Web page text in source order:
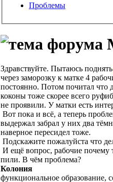
Проблемы
Здравствуйте. Пытаюсь поднять
через заморозку к матке 4
постоянно. Потом почитал что
коконы тоже скорее всего
не проявили. У матки есть
Вот пока и всё, а теперь
выдержал забрал у них два
наверное пересидел тоже.
Подскажите пожалуйста что
И ещё вопрос, рабочие почему
пили. В чём проблема?
Колония
функциональное образование,